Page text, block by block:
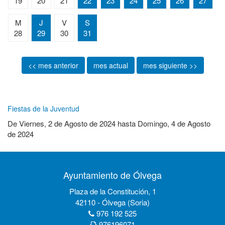
M
28
J
29
V
30
S
31
<< mes anterior mes actual mes siguiente >>
Fiestas de la Juventud
DeViernes, 2 de Agosto de 2024 hasta Domingo, 4 de Agosto
de 2024
Ayuntamiento de Ólvega
Plaza de la Constitución, 1
42110 - Ólvega (Soria)
976 192 525